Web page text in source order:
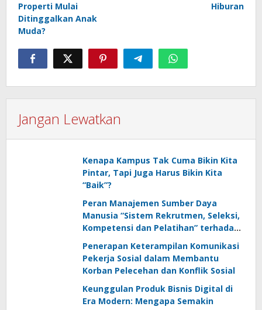
Properti Mulai
Ditinggalkan Anak
Muda?
Hiburan
Jangan Lewatkan
Kenapa Kampus Tak Cuma Bikin Kita
Pintar, Tapi Juga Harus Bikin Kita
“Baik”?
Peran Manajemen Sumber Daya
Manusia “Sistem Rekrutmen, Seleksi,
Kompetensi dan Pelatihan” terhadap
Keunggulan Kompetitif: Literature
Review
Penerapan Keterampilan Komunikasi
Pekerja Sosial dalam Membantu
Korban Pelecehan dan Konflik Sosial
Keunggulan Produk Bisnis Digital di
Era Modern: Mengapa Semakin